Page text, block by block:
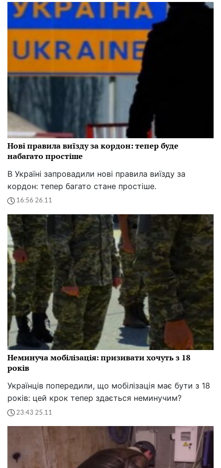
Нові правила виїзду за кордон: тепер буде
набагато простіше
В Україні запровадили нові правила виїзду за
кордон: тепер багато стане простіше.
16:56 26.11
Неминуча мобілізація: призивати хочуть з 18
років
Українців попередили, що мобілізація має бути з 18
років: цей крок тепер здається неминучим?
23:43 25.11